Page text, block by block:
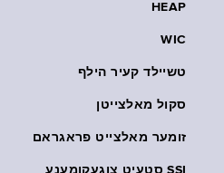
HEAP
WIC
טשיילד קעיר הילף
סקול מאלצייטן
זומער מאלצייט פראגראם
SSI סטעיט צוגעקומענע